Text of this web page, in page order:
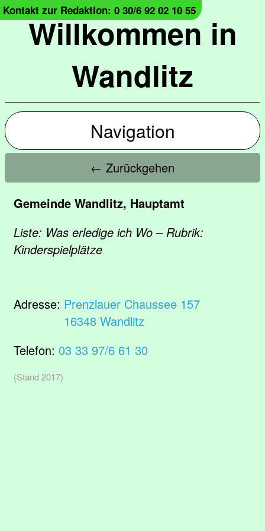
Willkommen in
Wandlitz
Kontakt zur Redaktion: 0 30/6 92 02 10 55
Navigation
← Zurückgehen
Gemeinde Wandlitz, Hauptamt
Liste: Was erledige ich Wo – Rubrik:
Kinderspielplätze
Adresse: Prenzlauer Chaussee 157
16348 Wandlitz
Telefon: 03 33 97/6 61 30
(Stand 2017)